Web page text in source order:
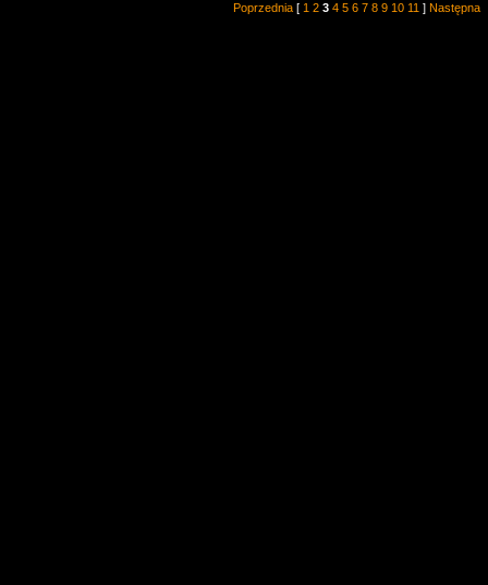
Poprzednia[ 1 2 3 4 5 6 7 8 9 10 11 ] Następna